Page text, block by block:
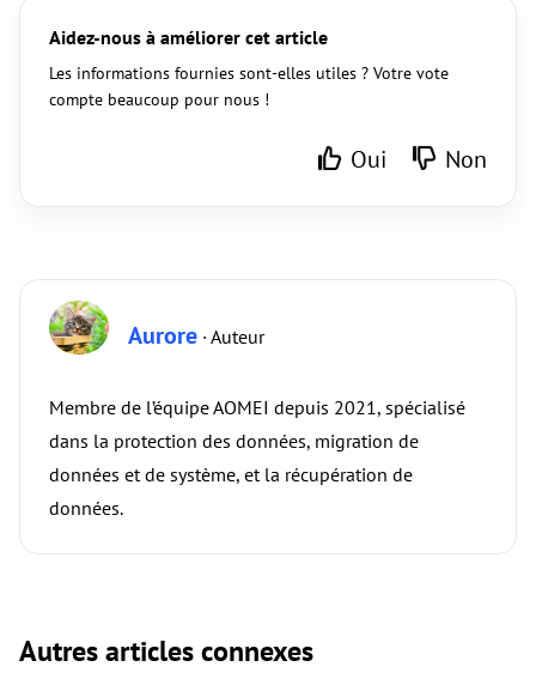
Aidez-nous à améliorer cet article
Les informations fournies sont-elles utiles ? Votre vote
compte beaucoup pour nous !
Oui Non
Aurore · Auteur
Membre de l’équipe AOMEI depuis 2021, spécialisé
dans la protection des données, migration de
données et de système, et la récupération de
données.
Autres articles connexes